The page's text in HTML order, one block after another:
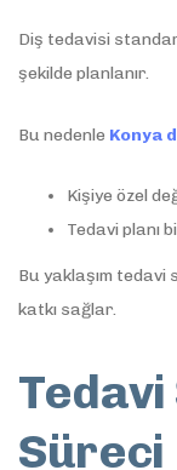
Diş tedavisi
şekilde planlanır.
Bu nedenle Konya
Kişiye özel
Tedavi planı
Bu yaklaşım
katkı sağlar.
Tedavi
Süreci